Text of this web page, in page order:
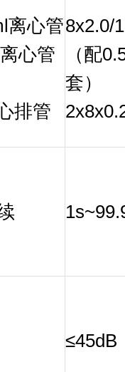
离心管
离心管
排管
8x2.0/
（配
套）
≤45dB